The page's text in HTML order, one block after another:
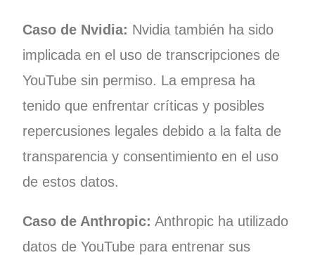
Caso de Nvidia: Nvidia también ha sido
implicada en el uso de transcripciones de
YouTube sin permiso. La empresa ha
tenido que enfrentar críticas y posibles
repercusiones legales debido a la falta de
transparencia y consentimiento en el uso
de estos datos.
Caso de Anthropic: Anthropic ha utilizado
datos de YouTube para entrenar sus